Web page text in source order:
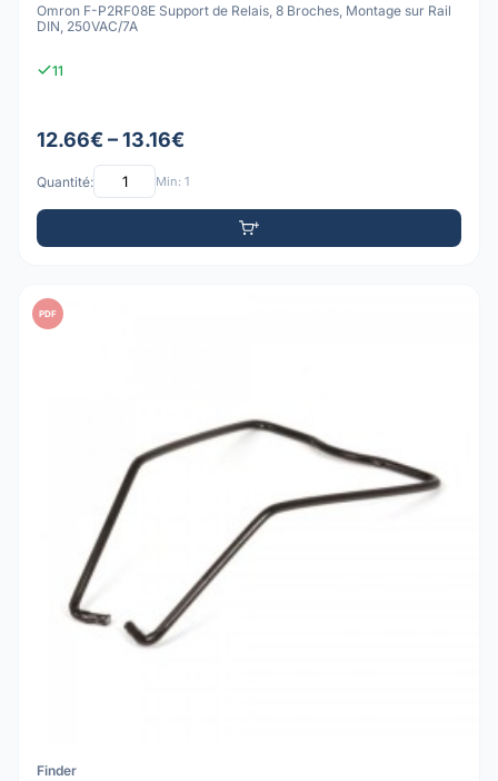
Omron F-P2RF08E Support de Relais, 8 Broches, Montage sur Rail
DIN, 250VAC/7A
11
12.66€ – 13.16€
Quantité: Min: 1
PDF
Finder